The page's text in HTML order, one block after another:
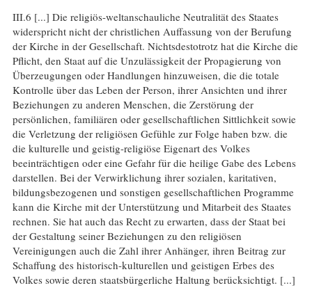
III.6 [...] Die religiös-weltanschauliche Neutralität des Staates
widerspricht nicht der christlichen Auffassung von der Berufung
der Kirche in der Gesellschaft. Nichtsdestotrotz hat die Kirche die
Pflicht, den Staat auf die Unzulässigkeit der Propagierung von
Überzeugungen oder Handlungen hinzuweisen, die die totale
Kontrolle über das Leben der Person, ihrer Ansichten und ihrer
Beziehungen zu anderen Menschen, die Zerstörung der
persönlichen, familiären oder gesellschaftlichen Sittlichkeit sowie
die Verletzung der religiösen Gefühle zur Folge haben bzw. die
die kulturelle und geistig-religiöse Eigenart des Volkes
beeinträchtigen oder eine Gefahr für die heilige Gabe des Lebens
darstellen. Bei der Verwirklichung ihrer sozialen, karitativen,
bildungsbezogenen und sonstigen gesellschaftlichen Programme
kann die Kirche mit der Unterstützung und Mitarbeit des Staates
rechnen. Sie hat auch das Recht zu erwarten, dass der Staat bei
der Gestaltung seiner Beziehungen zu den religiösen
Vereinigungen auch die Zahl ihrer Anhänger, ihren Beitrag zur
Schaffung des historisch-kulturellen und geistigen Erbes des
Volkes sowie deren staatsbürgerliche Haltung berücksichtigt. [...]